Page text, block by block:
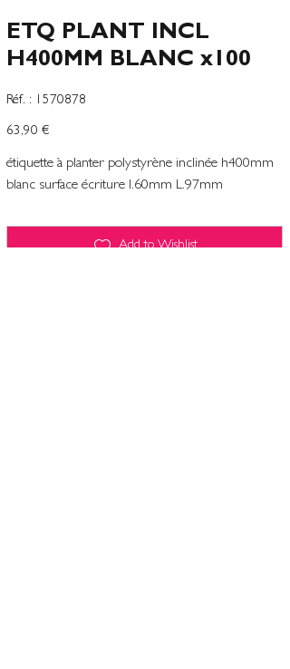
ETQ PLANT INCL
H400MM BLANC x100
Réf. :
SKU
1570878
1570878
Prix
63,90 €
étiquette à planter polystyrène inclinée h400mm
blanc surface écriture l.60mm L.97mm
Add to Wishlist